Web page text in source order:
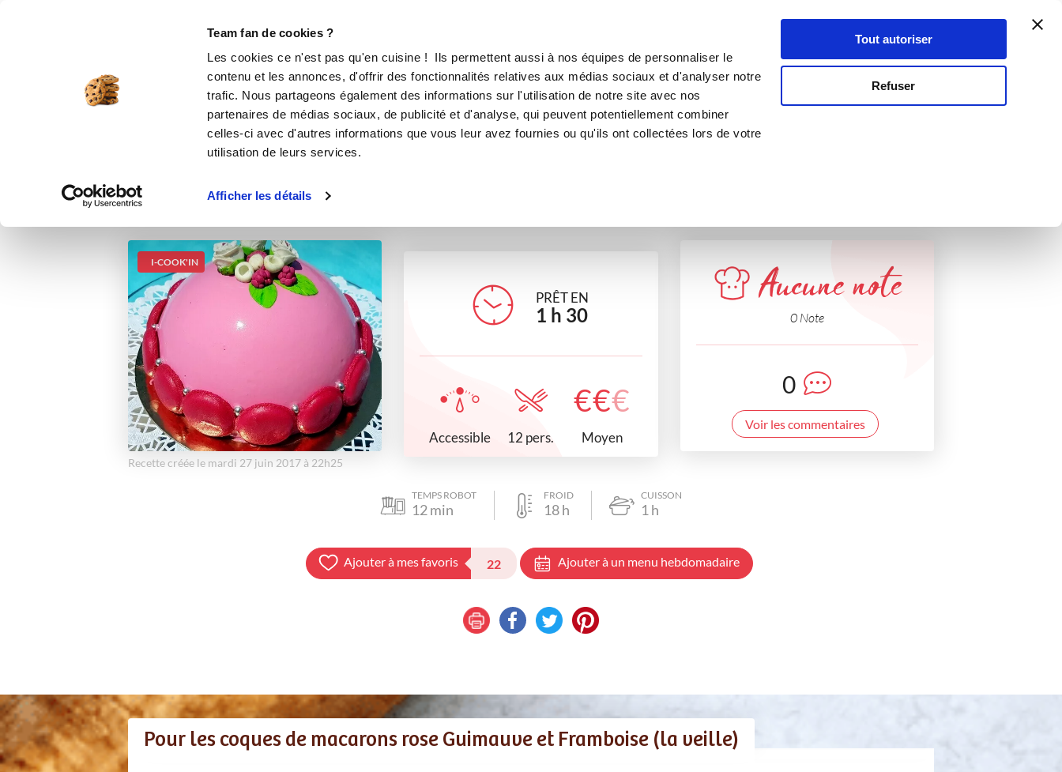
Team fan de cookies ?
Les cookies ce n'est pas qu'en cuisine ! Ils permettent aussi à nos équipes de personnaliser le
contenu et les annonces, d'offrir des fonctionnalités relatives aux médias sociaux et d'analyser notre
trafic. Nous partageons également des informations sur l'utilisation de notre site avec nos
partenaires de médias sociaux, de publicité et d'analyse, qui peuvent potentiellement combiner
celles-ci avec d'autres informations que vous leur avez fournies ou qu'ils ont collectées lors de votre
utilisation de leurs services.
Afficher les détails
Tout autoriser
Refuser
Se connecter
Dôme Ispahan
desserts Pour recevoir
I-COOK'IN
Recette créée le mardi 27 juin 2017 à 22h25
PRÊT EN
1 h 30
Accessible 12 pers.
€€€
Moyen
Aucune note
0 Note
0
Voir les commentaires
TEMPS ROBOT
12min
FROID
18h
CUISSON
1 h
Ajouter à mes favoris 22 Ajouter à un menu hebdomadaire
Pour les coques de macarons rose Guimauve et Framboise (la veille)